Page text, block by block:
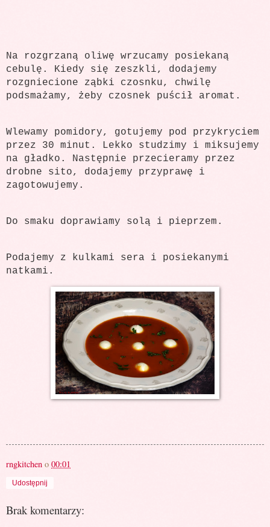
Na rozgrzaną oliwę wrzucamy posiekaną
cebulę. Kiedy się zeszkli, dodajemy
rozgniecione ząbki czosnku, chwilę
podsmażamy, żeby czosnek puścił aromat.
Wlewamy pomidory, gotujemy pod przykryciem
przez 30 minut. Lekko studzimy i miksujemy
na gładko. Następnie przecieramy przez
drobne sito, dodajemy przyprawę i
zagotowujemy.
Do smaku doprawiamy solą i pieprzem.
Podajemy z kulkami sera i posiekanymi
natkami.
rngkitchen o 00:01
Udostępnij
Brak komentarzy: